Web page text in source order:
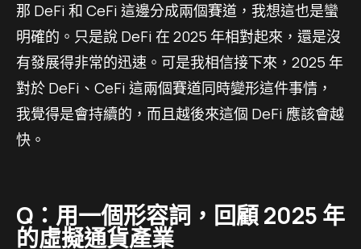
那 DeFi 和 CeFi 這邊分成兩個賽道，我想這也是蠻
明確的。只是說 DeFi 在 2025 年相對起來，還是沒
有發展得非常的迅速。可是我相信接下來，2025 年
對於 DeFi、CeFi 這兩個賽道同時變形這件事情，
我覺得是會持續的，而且越後來這個 DeFi 應該會越
快。
Q：用一個形容詞，回顧 2025 年
的虛擬通貨產業